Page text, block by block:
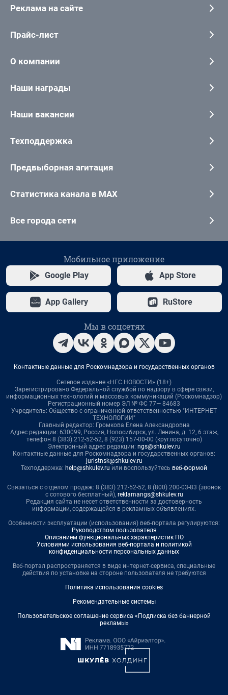
Реклама на сайте
Прайс-лист
О компании
Наши награды
Наши вакансии
Техподдержка
Предвыборная агитация
Статистика канала в MAX
Все города сети
Мобильное приложение
Google Play App Store
App Gallery RuStore
Мы в соцсетях
Контактные данные для Роскомнадзора и государственных органов
Сетевое издание «НГС.НОВОСТИ» (18+)
Зарегистрировано Федеральной службой по надзору в сфере связи,
информационных технологий и массовых коммуникаций (Роскомнадзор)
Регистрационный номер ЭЛ № ФС 77— 84683
Учредитель: Общество с ограниченной ответственностью "ИНТЕРНЕТ
ТЕХНОЛОГИИ"
Главный редактор: Громкова Елена Александровна
Адрес редакции: 630099, Россия, Новосибирск, ул. Ленина, д. 12, 6 этаж,
телефон 8 (383) 212-52-52, 8 (923) 157-00-00 (круглосуточно)
Электронный адрес редакции: ngs@shkulev.ru
Контактные данные для Роскомнадзора и государственных органов:
juristnsk@shkulev.ru
Техподдержка: help@shkulev.ru или воспользуйтесь веб-формой
Связаться с отделом продаж: 8 (383) 212-52-52, 8 (800) 200-03-83 (звонок
с сотового бесплатный), reklamangs@shkulev.ru
Редакция сайта не несет ответственности за достоверность
информации, содержащейся в рекламных объявлениях.
Особенности эксплуатации (использования) веб-портала регулируются:
Руководством пользователя
Описанием функциональных характеристик ПО
Условиями использования веб-портала и политикой
конфиденциальности персональных данных
Веб-портал распространяется в виде интернет-сервиса, специальные
действия по установке на стороне пользователя не требуются
Политика использования cookies
Рекомендательные системы
Пользовательское соглашение сервиса «Подписка без баннерной
рекламы»